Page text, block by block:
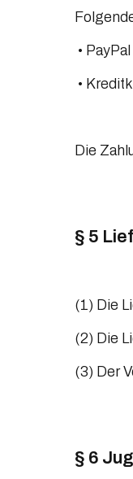
• PayPal
•
Die
§ 5
(1) Die
(2) Die
(3) Der
§ 6